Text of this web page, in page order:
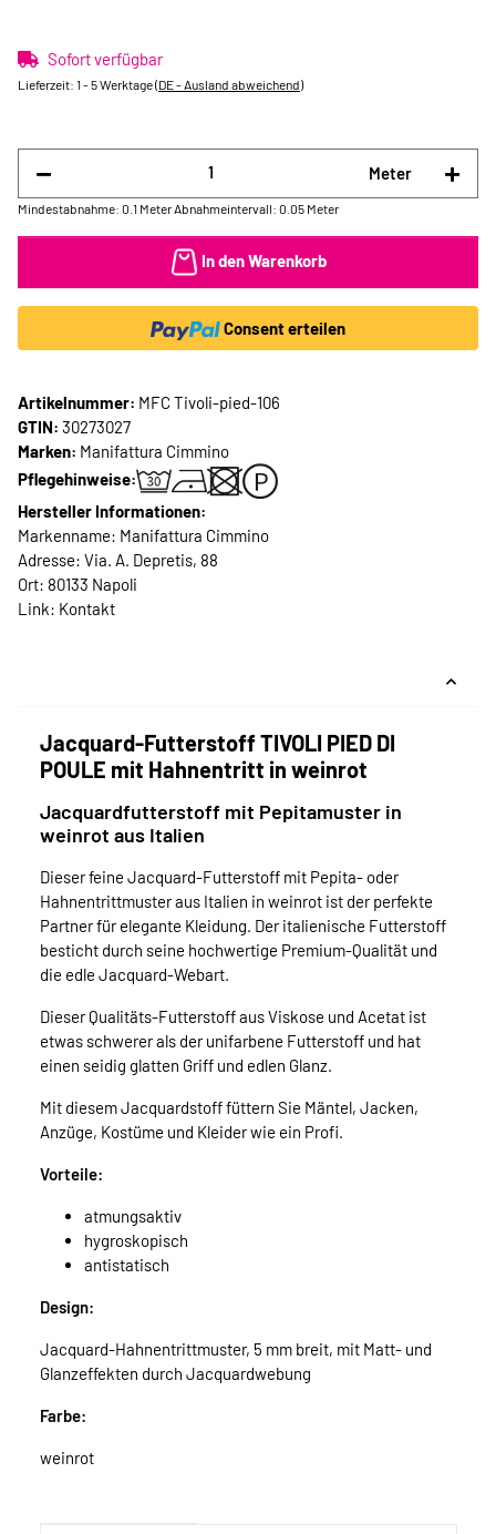
Sofort verfügbar
Lieferzeit: 1 - 5 Werktage(DE - Ausland abweichend)
Meter
Mindestabnahme: 0.1 Meter Abnahmeintervall: 0.05 Meter
In den Warenkorb
Consent erteilen
Artikelnummer: MFC Tivoli-pied-106
GTIN: 30273027
Marken: Manifattura Cimmino
Pflegehinweise:
Hersteller Informationen:
Markenname: Manifattura Cimmino
Adresse: Via. A. Depretis, 88
Ort: 80133 Napoli
Link: Kontakt
Jacquard-Futterstoff TIVOLI PIED DI
POULE mit Hahnentritt in weinrot
Jacquardfutterstoff mit Pepitamuster in
weinrot aus Italien
Dieser feine Jacquard-Futterstoff mit Pepita- oder
Hahnentrittmuster aus Italien in weinrot ist der perfekte
Partner für elegante Kleidung. Der italienische Futterstoff
besticht durch seine hochwertige Premium-Qualität und
die edle Jacquard-Webart.
Dieser Qualitäts-Futterstoff aus Viskose und Acetat ist
etwas schwerer als der unifarbene Futterstoff und hat
einen seidig glatten Griff und edlen Glanz.
Mit diesem Jacquardstoff füttern Sie Mäntel, Jacken,
Anzüge, Kostüme und Kleider wie ein Profi.
Vorteile:
atmungsaktiv
hygroskopisch
antistatisch
Design:
Jacquard-Hahnentrittmuster, 5 mm breit, mit Matt- und
Glanzeffekten durch Jacquardwebung
Farbe:
weinrot